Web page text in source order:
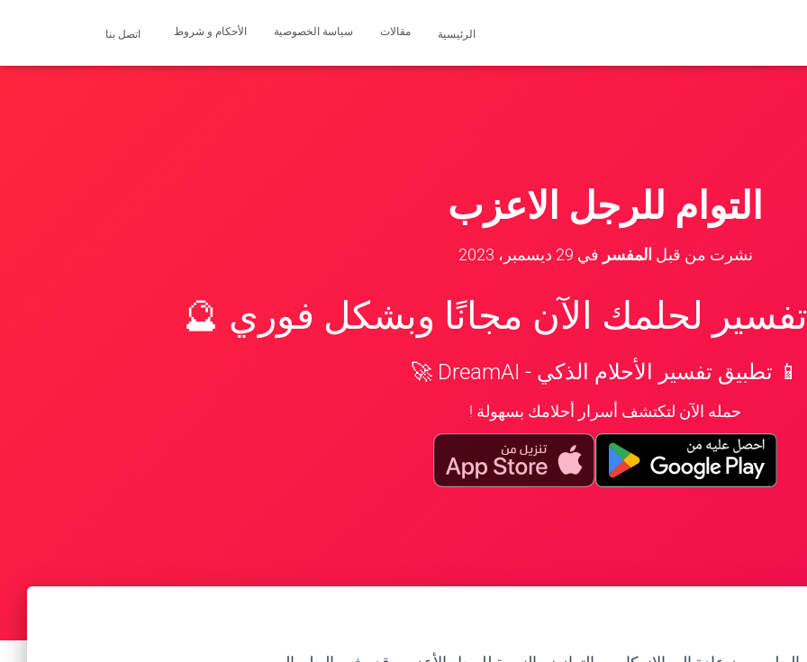
الرئيسية مقالات سياسة الخصوصية الأحكام و شروط اتصل بنا
التوام للرجل الاعزب
نشرت من قبل المفسر في 29 ديسمبر، 2023
لحلمك الآن مجانًا وبشكل فوري 🔮
📱 تطبيق تفسير الأحلام الذكي - DreamAI 🚀
حمله الآن لتكتشف أسرار أحلامك بسهولة !